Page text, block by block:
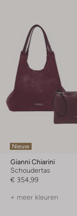
Nieuw
Gianni Chiarini
Schoudertas
€ 354,99
+ meer kleuren